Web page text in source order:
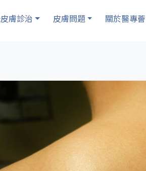
膚診治 皮膚問題 關於醫專薈